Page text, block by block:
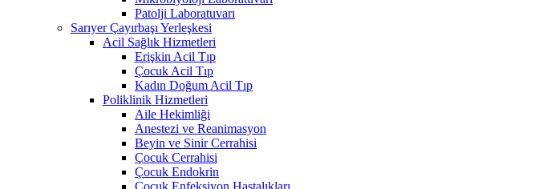
Patolji Laboratuvarı
Sarıyer Çayırbaşı Yerleşkesi
Acil Sağlık Hizmetleri
Erişkin Acil Tıp
Çocuk Acil Tıp
Kadın Doğum Acil Tıp
Poliklinik Hizmetleri
Aile Hekimliği
Anestezi ve Reanimasyon
Beyin ve Sinir Cerrahisi
Çocuk Cerrahisi
Çocuk Endokrin
Çocuk Enfeksiyon Hastalıkları